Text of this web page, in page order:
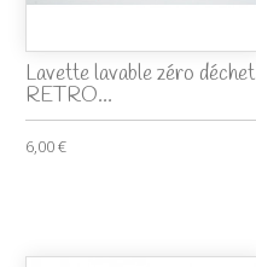
Lavette lavable zéro déchet
RETRO...
6,00 €